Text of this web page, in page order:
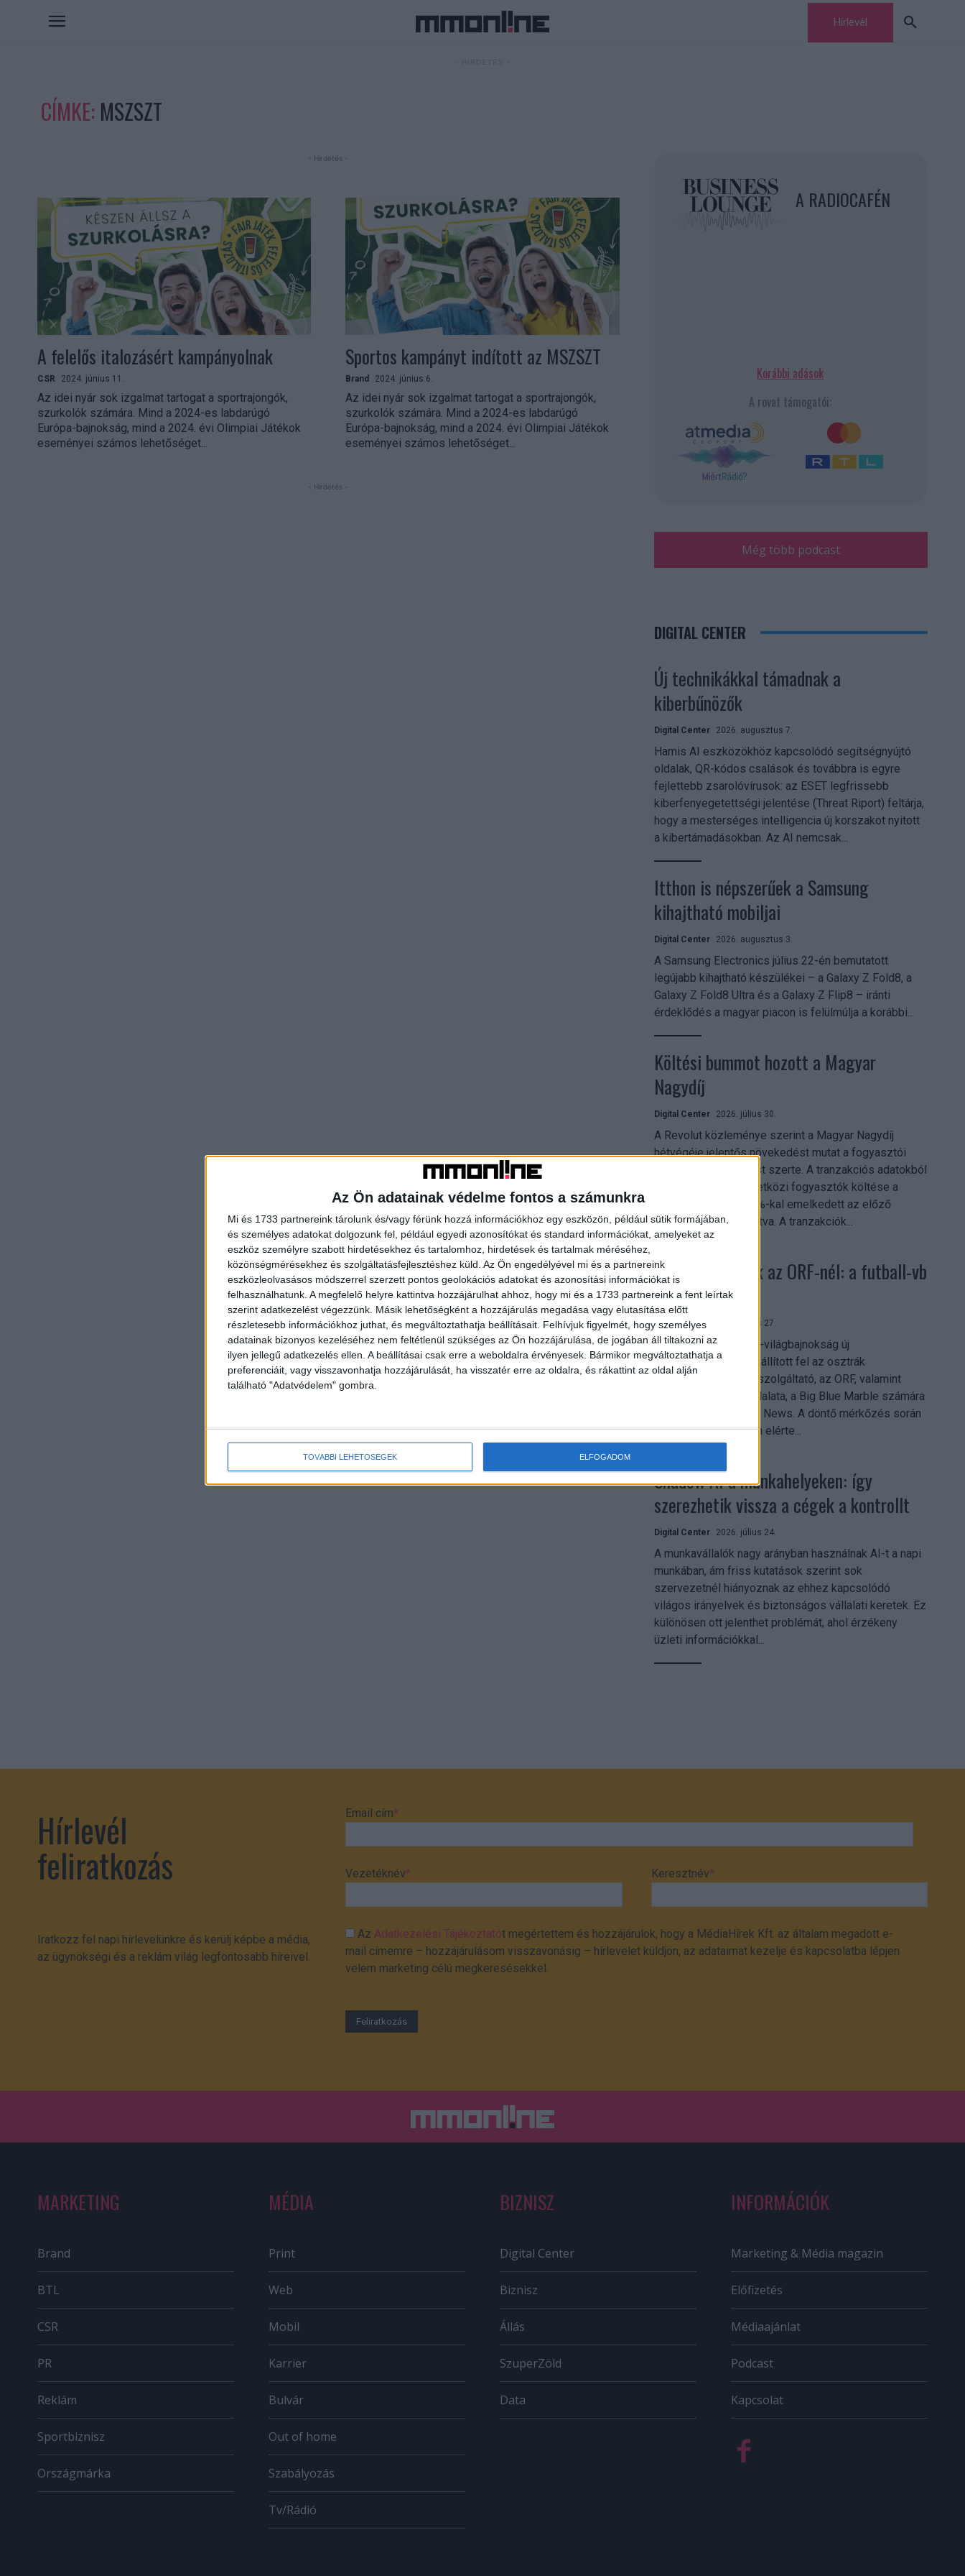
Az Ön adatainak védelme fontos a számunkra
Mi és 1733 partnereink tárolunk és/vagy férünk hozzá információkhoz egy eszközön, például sütik formájában,
és személyes adatokat dolgozunk fel, például egyedi azonosítókat és standard információkat, amelyeket az
eszköz személyre szabott hirdetésekhez és tartalomhoz, hirdetések és tartalmak méréséhez,
közönségmérésekhez és szolgáltatásfejlesztéshez küld. Az Ön engedélyével mi és a partnereink
eszközleolvasásos módszerrel szerzett pontos geolokációs adatokat és azonosítási információkat is
felhasználhatunk. A megfelelő helyre kattintva hozzájárulhat ahhoz, hogy mi és a 1733 partnereink a fent leírtak
szerint adatkezelést végezzünk. Másik lehetőségként a hozzájárulás megadása vagy elutasítása előtt
részletesebb információkhoz juthat, és megváltoztathatja beállításait. Felhívjuk figyelmét, hogy személyes
adatainak bizonyos kezeléséhez nem feltétlenül szükséges az Ön hozzájárulása, de jogában áll tiltakozni az
ilyen jellegű adatkezelés ellen. A beállításai csak erre a weboldalra érvényesek. Bármikor megváltoztathatja a
preferenciáit, vagy visszavonhatja hozzájárulását, ha visszatér erre az oldalra, és rákattint az oldal alján
található "Adatvédelem" gombra.
TOVÁBBI LEHETŐSÉGEK ELFOGADOM
Hírlevél
CÍMKE: MSZSZT
- Hirdetés -
A felelős italozásért kampányolnak
CSR 2024. június 11.
Az idei nyár sok izgalmat tartogat a sportrajongók,
szurkolók számára. Mind a 2024-es labdarúgó
Európa-bajnokság, mind a 2024. évi Olimpiai Játékok
eseményei számos lehetőséget...
Sportos kampányt indított az MSZSZT
Brand 2024. június 6.
Az idei nyár sok izgalmat tartogat a sportrajongók,
szurkolók számára. Mind a 2024-es labdarúgó
Európa-bajnokság, mind a 2024. évi Olimpiai Játékok
eseményei számos lehetőséget...
- Hirdetés -
A RADIOCAFÉN
Korábbi adások
A rovat támogatói:
Még több podcast
DIGITAL CENTER
Új technikákkal támadnak a
kiberbűnözők
Digital Center 2026. augusztus 7.
Hamis AI eszközökhöz kapcsolódó segítségnyújtó
oldalak, QR-kódos csalások és továbbra is egyre
fejlettebb zsarolóvírusok: az ESET legfrissebb
kiberfenyegetettségi jelentése (Threat Riport) feltárja,
hogy a mesterséges intelligencia új korszakot nyitott
a kibertámadásokban. Az AI nemcsak...
Itthon is népszerűek a Samsung
kihajtható mobiljai
Digital Center 2026. augusztus 3.
A Samsung Electronics július 22-én bemutatott
legújabb kihajtható készülékei – a Galaxy Z Fold8, a
Galaxy Z Fold8 Ultra és a Galaxy Z Flip8 – iránti
érdeklődés a magyar piacon is felülmúlja a korábbi...
Költési bummot hozott a Magyar
Nagydíj
Digital Center 2026. július 30.
A Revolut közleménye szerint a Magyar Nagydíj
hétvégéje jelentős növekedést mutat a fogyasztói
aktivitásban Budapest szerte. A tranzakciós adatokból
kiderül, hogy a nemzetközi fogyasztók költése a
versenyhétvégén 26%-kal emelkedett az előző
hétvégéhez viszonyítva. A tranzakciók...
Rekordok dőltek az ORF-nél: a futball-vb
mindent vitt
Digital Center 2026. július 27.
A 2026-os labdarúgó-világbajnokság új
streamingrekordokat állított fel az osztrák
közszolgálati műsorszolgáltató, az ORF, valamint
technológiai leányvállalata, a Big Blue Marble számára
– írja a Broadband TV News. A döntő mérkőzés során
az átlagos nézőszám elérte...
Shadow AI a munkahelyeken: így
szerezhetik vissza a cégek a kontrollt
Digital Center 2026. július 24.
A munkavállalók nagy arányban használnak AI-t a napi
munkában, ám friss kutatások szerint sok
szervezetnél hiányoznak az ehhez kapcsolódó
világos irányelvek és biztonságos vállalati keretek. Ez
különösen ott jelenthet problémát, ahol érzékeny
üzleti információkkal...
Hírlevél
feliratkozás
Iratkozz fel napi hírlevelünkre és kerülj képbe a média,
az ügynökségi és a reklám világ legfontosabb híreivel.
Email cím*
Vezetéknév* Keresztnév*
AzAdatkezelési Tájékoztatót megértettem és hozzájárulok, hogy a MédiaHírek Kft. az általam megadott e-
mail címemre – hozzájárulásom visszavonásig – hírlevelet küldjön, az adataimat kezelje és kapcsolatba lépjen
velem marketing célú megkeresésekkel.
MARKETING
Brand
BTL
CSR
PR
Reklám
Sportbiznisz
Országmárka
MÉDIA
Print
Web
Mobil
Karrier
Bulvár
Out of home
Szabályozás
Tv/Rádió
BIZNISZ
Digital Center
Biznisz
Állás
SzuperZöld
Data
INFORMÁCIÓK
Marketing & Média magazin
Előfizetés
Médiaajánlat
Podcast
Kapcsolat